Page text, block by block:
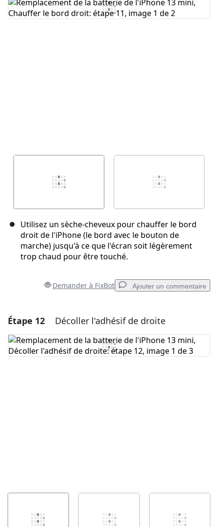
Ajouter un commentaire
Utilisez un sèche-cheveux pour chauffer le bord
droit de l'iPhone (le bord avec le bouton de
marche) jusqu'à ce que l'écran soit légèrement
trop chaud pour être touché.
Demander à FixBot Ajouter un commentaire
Ajouter un commentaire
Ajouter un commentaire
Étape 12 Décoller l'adhésif de droite